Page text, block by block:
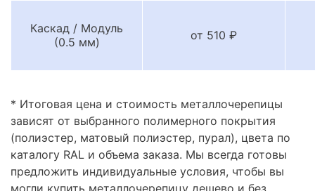
Каскад / Модуль
(0.5 мм)
от 510 ₽
* Итоговая цена и стоимость металлочерепицы
зависят от выбранного полимерного покрытия
(полиэстер, матовый полиэстер, пурал), цвета по
каталогу RAL и объема заказа. Мы всегда готовы
предложить индивидуальные условия, чтобы вы
могли купить металлочерепицу дешево и без